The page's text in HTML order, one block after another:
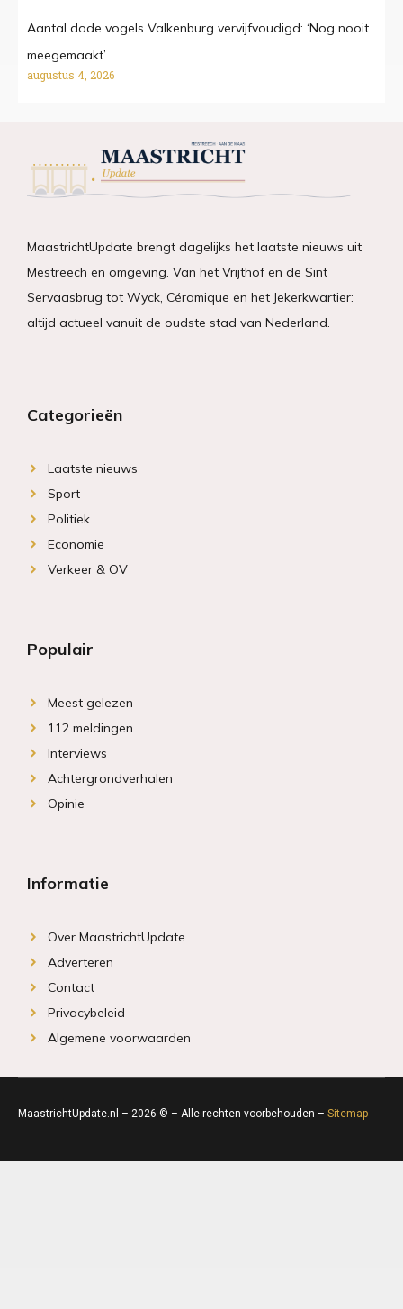
Aantal dode vogels Valkenburg vervijfvoudigd: ‘Nog nooit
meegemaakt’
augustus 4, 2026
MaastrichtUpdate brengt dagelijks het laatste nieuws uit
Mestreech en omgeving. Van het Vrijthof en de Sint
Servaasbrug tot Wyck, Céramique en het Jekerkwartier:
altijd actueel vanuit de oudste stad van Nederland.
Categorieën
Laatste nieuws
Sport
Politiek
Economie
Verkeer & OV
Populair
Meest gelezen
112 meldingen
Interviews
Achtergrondverhalen
Opinie
Informatie
Over MaastrichtUpdate
Adverteren
Contact
Privacybeleid
Algemene voorwaarden
MaastrichtUpdate.nl – 2026 © – Alle rechten voorbehouden – Sitemap